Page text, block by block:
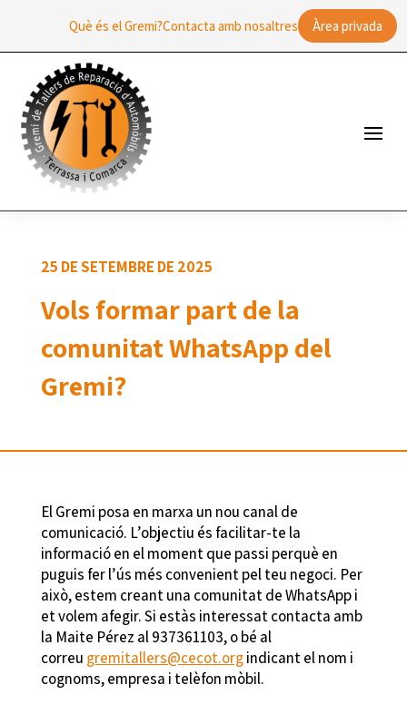
Què és el Gremi?Contacta amb nosaltres Àrea privada
25 DE SETEMBRE DE 2025
Vols formar part de la
comunitat WhatsApp del
Gremi?
El Gremi posa en marxa un nou canal de
comunicació. L’objectiu és facilitar-te la
informació en el moment que passi perquè en
puguis fer l’ús més convenient pel teu negoci. Per
això, estem creant una comunitat de WhatsApp i
et volem afegir. Si estàs interessat contacta amb
la Maite Pérez al 937361103, o bé al
correu gremitallers@cecot.orgindicant el nom i
cognoms, empresa i telèfon mòbil.